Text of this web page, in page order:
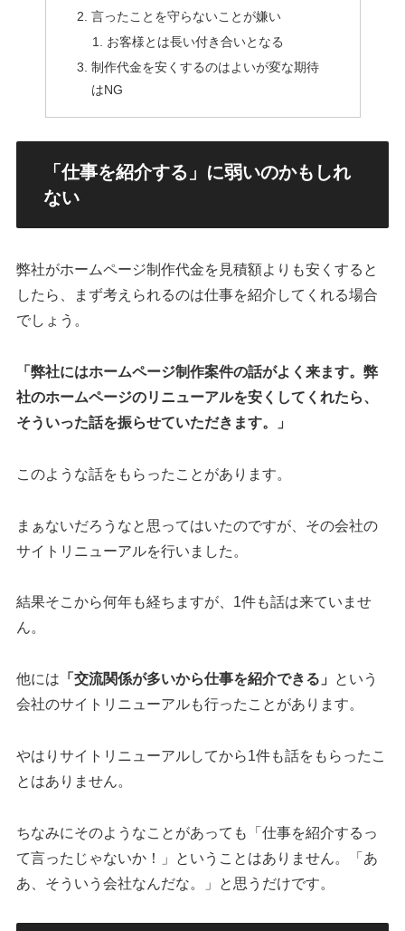
言ったことを守らないことが嫌い
お客様とは長い付き合いとなる
制作代金を安くするのはよいが変な期待
はNG
「仕事を紹介する」に弱いのかもしれ
ない
弊社がホームページ制作代金を見積額よりも安くすると
したら、まず考えられるのは仕事を紹介してくれる場合
でしょう。
「弊社にはホームページ制作案件の話がよく来ます。弊
社のホームページのリニューアルを安くしてくれたら、
そういった話を振らせていただきます。」
このような話をもらったことがあります。
まぁないだろうなと思ってはいたのですが、その会社の
サイトリニューアルを行いました。
結果そこから何年も経ちますが、1件も話は来ていませ
ん。
他には 「交流関係が多いから仕事を紹介できる」
という
会社のサイトリニューアルも行ったことがあります。
やはりサイトリニューアルしてから1件も話をもらったこ
とはありません。
ちなみにそのようなことがあっても「仕事を紹介するっ
て言ったじゃないか！」ということはありません。「あ
あ、そういう会社なんだな。」と思うだけです。